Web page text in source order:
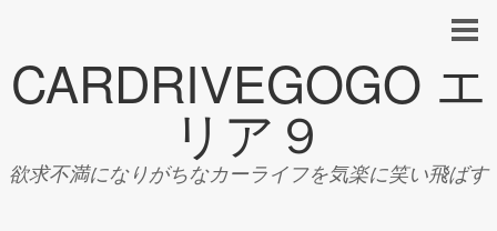
CARDRIVEGOGO エ
リア９
欲求不満になりがちなカーライフを気楽に笑い飛ばす